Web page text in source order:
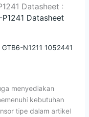
Datasheet :
Datasheet
N1211 1052441
menyediakan
kebutuhan
tipe dalam artikel